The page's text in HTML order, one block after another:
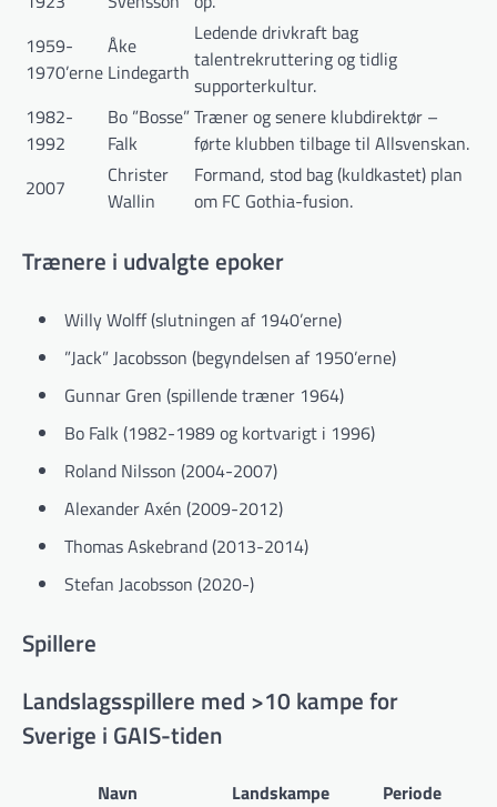
1959-
1970’erne
Åke
Lindegarth
Ledende drivkraft bag
talentrekruttering og tidlig
supporterkultur.
1982-
1992
Bo ”Bosse”
Falk
Træner og senere klubdirektør –
førte klubben tilbage til Allsvenskan.
2007
Christer
Wallin
Formand, stod bag (kuldkastet) plan
om FC Gothia-fusion.
Trænere i udvalgte epoker
Willy Wolff (slutningen af 1940’erne)
”Jack” Jacobsson (begyndelsen af 1950’erne)
Gunnar Gren (spillende træner 1964)
Bo Falk (1982-1989 og kortvarigt i 1996)
Roland Nilsson (2004-2007)
Alexander Axén (2009-2012)
Thomas Askebrand (2013-2014)
Stefan Jacobsson (2020-)
Spillere
Landslagsspillere med >10 kampe for
Sverige i GAIS-tiden
Navn Landskampe
Periode